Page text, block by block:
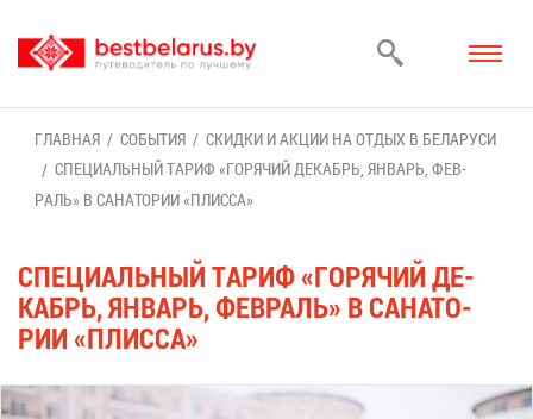
ГЛАВ­НАЯ СО­БЫ­ТИЯ
СКИД­КИ И АК­ЦИИ НА ОТ­ДЫХ В БЕ­ЛА­РУ­СИ
СПЕ­ЦИ­АЛЬ­НЫЙ ТА­РИФ «ГО­РЯ­ЧИЙ ДЕ­КАБРЬ, ЯН­ВАРЬ, ФЕВ­
РАЛЬ» В СА­НА­ТО­РИИ «ПЛИС­СА»
СПЕ­ЦИ­АЛЬ­НЫЙ ТА­РИФ «ГО­РЯ­ЧИЙ ДЕ­
КАБРЬ, ЯН­ВАРЬ, ФЕВ­РАЛЬ» В СА­НА­ТО­
РИИ «ПЛИС­СА»